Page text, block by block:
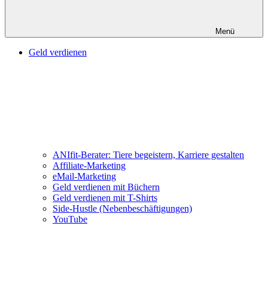
Menü
Geld verdienen
ANIfit-Berater: Tiere begeistern, Karriere gestalten
Affiliate-Marketing
eMail-Marketing
Geld verdienen mit Büchern
Geld verdienen mit T-Shirts
Side-Hustle (Nebenbeschäftigungen)
YouTube